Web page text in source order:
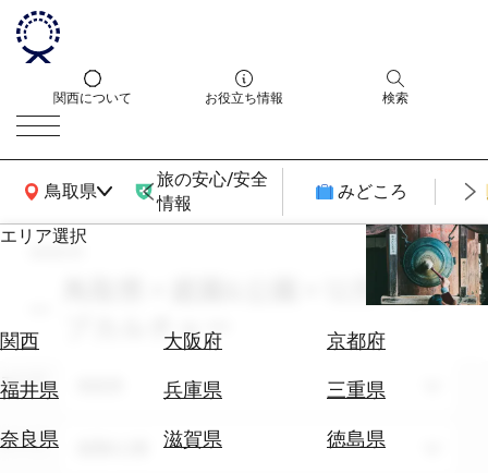
関西について お役立ち情報 検索
鳥取県
関西広域MAP
旅の安心/安全
情報
みどころ
エリア選択
関西 大阪府
京都府
福井県
兵庫県
三重県
奈良県
滋賀県
徳島県
エ
券
テ
search
鳥取県 × 庭園&公園 × 12月 × サ
ブカルチャー
エリア
テーマ